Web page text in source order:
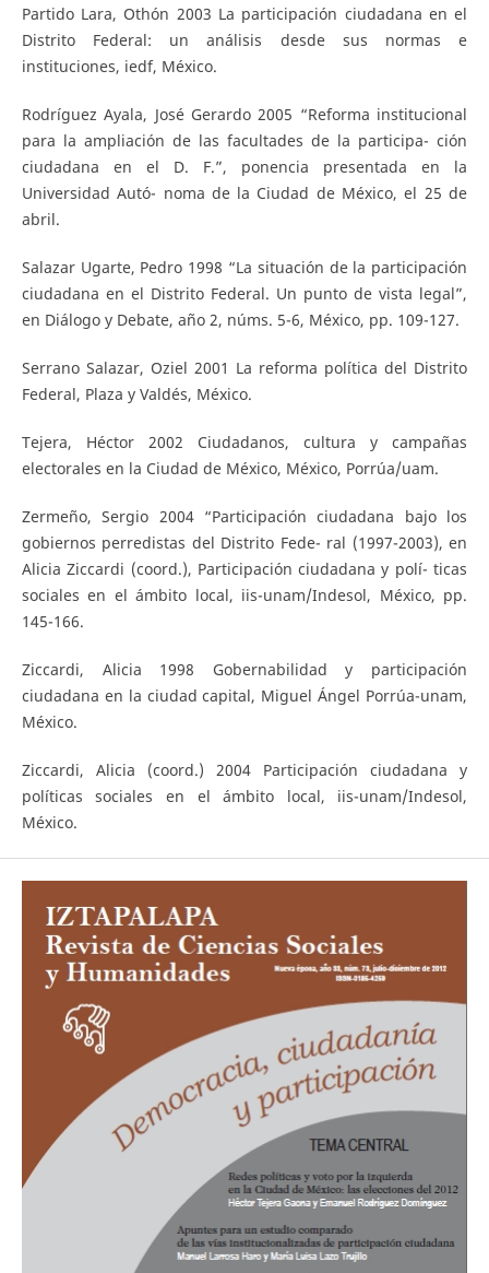
Partido Lara, Othón 2003 La participación ciudadana en el
Distrito Federal: un análisis desde sus normas e
instituciones, iedf, México.
Rodríguez Ayala, José Gerardo 2005 “Reforma institucional
para la ampliación de las facultades de la participa- ción
ciudadana en el D. F.”, ponencia presentada en la
Universidad Autó- noma de la Ciudad de México, el 25 de
abril.
Salazar Ugarte, Pedro 1998 “La situación de la participación
ciudadana en el Distrito Federal. Un punto de vista legal”,
en Diálogo y Debate, año 2, núms. 5-6, México, pp. 109-127.
Serrano Salazar, Oziel 2001 La reforma política del Distrito
Federal, Plaza y Valdés, México.
Tejera, Héctor 2002 Ciudadanos, cultura y campañas
electorales en la Ciudad de México, México, Porrúa/uam.
Zermeño, Sergio 2004 “Participación ciudadana bajo los
gobiernos perredistas del Distrito Fede- ral (1997-2003), en
Alicia Ziccardi (coord.), Participación ciudadana y polí- ticas
sociales en el ámbito local, iis-unam/Indesol, México, pp.
145-166.
Ziccardi, Alicia 1998 Gobernabilidad y participación
ciudadana en la ciudad capital, Miguel Ángel Porrúa-unam,
México.
Ziccardi, Alicia (coord.) 2004 Participación ciudadana y
políticas sociales en el ámbito local, iis-unam/Indesol,
México.